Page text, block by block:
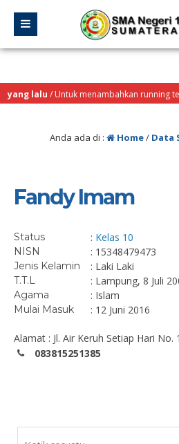
lalu/ Untuk menambahkan running text
> Sekilas Info
Anda ada di : Home/ Data
Fandy Imam
Status : Kelas 10
NISN : 15348479473
Jenis Kelamin : Laki Laki
T.T.L : Lampung, 8 Juli
Agama : Islam
Mulai Masuk : 12 Juni 2016
Alamat : Jl. Air Keruh Setiap Hari No.
083815251385